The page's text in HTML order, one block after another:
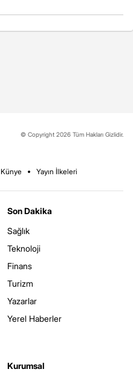
© Copyright 2026 Tüm Hakları Gizlidir.
Künye Yayın İlkeleri
Son Dakika
Sağlık
Teknoloji
Finans
Turizm
Yazarlar
Yerel Haberler
Kurumsal